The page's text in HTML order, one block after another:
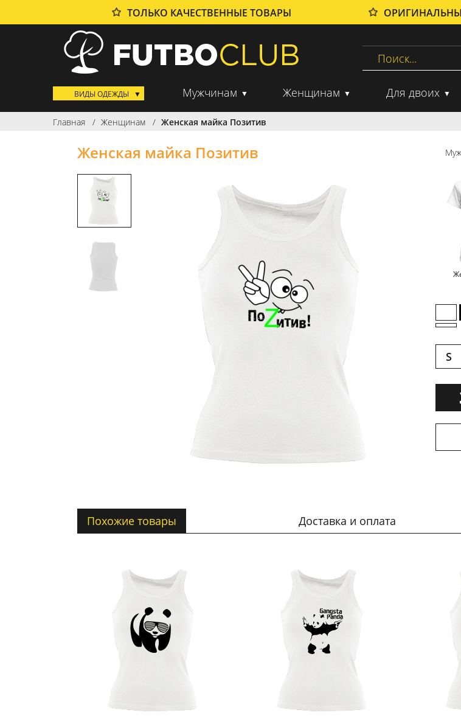
ТОЛЬКО КАЧЕСТВЕННЫЕ ТОВАРЫ
ВИДЫ ОДЕЖДЫ Мужчинам Женщинам Для двоих
Главная Женщинам Женская майка Позитив
Женская майка Позитив
S
Похожие товары Доставка и оплата